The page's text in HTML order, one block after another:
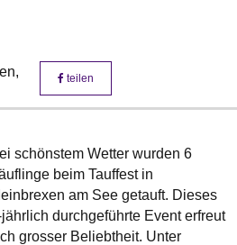
teilen
schönstem Wetter wurden 6
beim Tauffest in
am See getauft. Dieses
jährlich durchgeführte Event erfreut
grosser Beliebtheit. Unter